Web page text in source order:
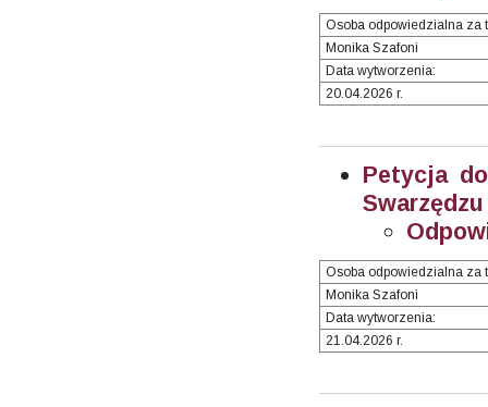
Osoba odpowiedzialna za
Monika Szafoni
Data wytworzenia:
20.04.2026 r.
Petycja
Osoba odpowiedzialna za
Monika Szafoni
Data wytworzenia:
21.04.2026 r.